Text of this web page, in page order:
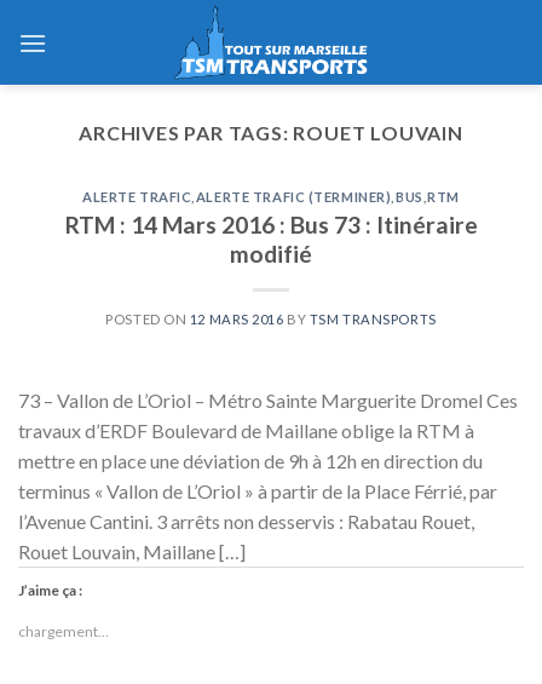
ARCHIVES PAR TAGS: ROUET LOUVAIN
ALERTE TRAFIC ALERTE TRAFIC (TERMINER) BUS ,RTM
RTM : 14 Mars 2016 : Bus 73 : Itinéraire
modifié
POSTED ON 12 MARS 2016 BY TSM TRANSPORTS
73 – Vallon de L’Oriol – Métro Sainte Marguerite Dromel Ces
travaux d’ERDF Boulevard de Maillane oblige la RTM à
mettre en place une déviation de 9h à 12h en direction du
terminus « Vallon de L’Oriol » à partir de la Place Férrié, par
l’Avenue Cantini. 3 arrêts non desservis : Rabatau Rouet,
Rouet Louvain, Maillane […]
J’aime ça :
chargement…